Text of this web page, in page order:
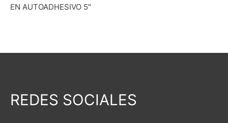
EN AUTOADHESIVO 5″
REDES SOCIALES